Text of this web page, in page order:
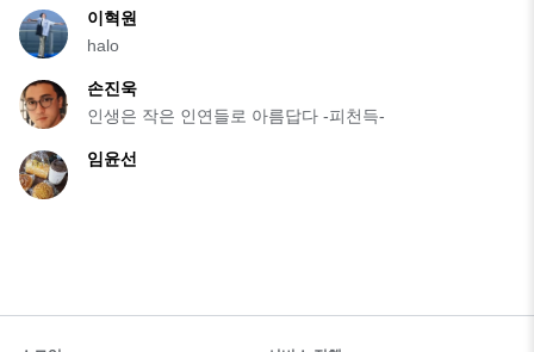
이혁원
halo
손진욱
인생은 작은 인연들로 아름답다 -피천득-
임윤선